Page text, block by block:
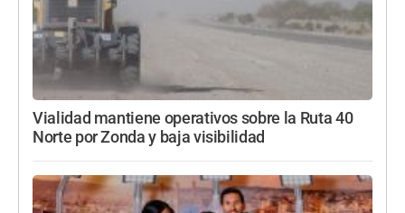
Vialidad mantiene operativos sobre la Ruta 40
Norte por Zonda y baja visibilidad